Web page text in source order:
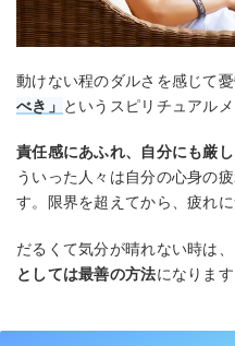
動けない程のダルさを感じて憂
べき」 というスピリチュアル
責任感にあふれ、自分にも厳
ういった人々は自分の心身の
す。限界を超えてから、疲れ
だるくて気分が晴れない時は、
としては最善の方法になります